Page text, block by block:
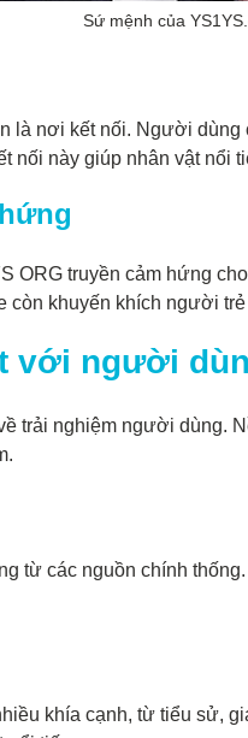
Sứ mệnh của
là nơi kết nối. Người
nối này giúp nhân vật
ORG truyền cảm hứng
khuyến khích người
với người
trải nghiệm người dùng.
từ các nguồn chính
khía cạnh, từ tiểu sử,